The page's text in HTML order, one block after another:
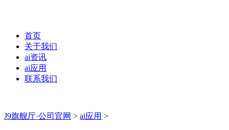
首页
关于我们
ai资讯
ai应用
联系我们
J9旗舰厅·公司官网 > ai应用 >